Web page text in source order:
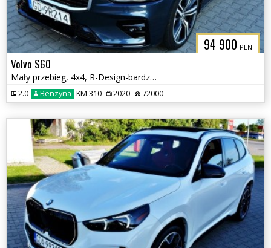
94 900 PLN
Volvo S60
Mały przebieg, 4x4, R-Design-bardzo bogate wyposażenie
2.0 Benzyna KM 310 2020 72000